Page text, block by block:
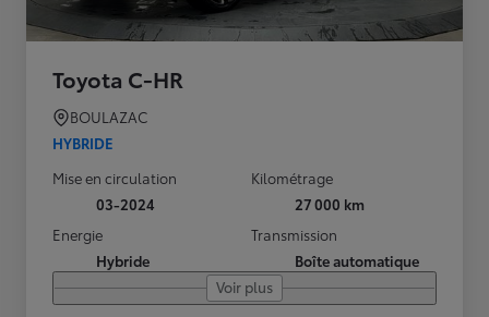
Toyota C-HR
BOULAZAC
HYBRIDE
Mise en circulation
03-2024
Kilométrage
27 000 km
Energie
Hybride
Transmission
Boîte automatique
Voir plus